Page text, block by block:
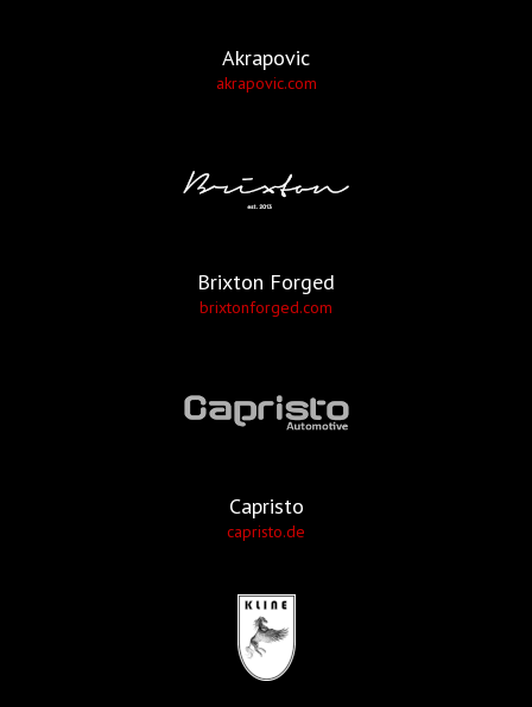
Akrapovic
akrapovic.com
Brixton Forged
brixtonforged.com
Capristo
capristo.de